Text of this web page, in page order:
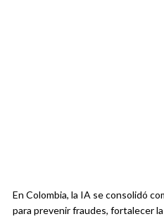
En Colombia, la IA se consolidó
para prevenir fraudes, fortalecer